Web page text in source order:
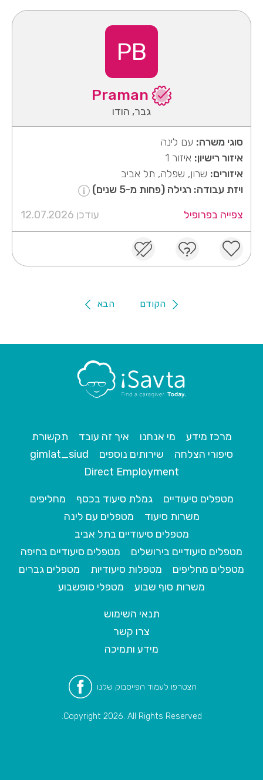
PB
גבר, הודו
סוגי משרה: עם לינה
איזור רישיון: איזור 1
איזורים: שרון, שפלה, תל אביב
ויזת עבודה: רגילה (פחות מ-5 שנים)
צפייה בפרופיל
עודכן 12.07.2026
הקודם הבא
מרכז מידע מי אנחנו איך זה עובד
תקשורת
סיפורי הצלחה
שירותים נוספים
gimlat_siud
Direct Employment
מטפלים סיעודיים גמלת סיעוד בכסף
מחליפים
משרות סיעוד
מטפלים עם לינה
מטפלים סיעודיים בתל אביב
מטפלים סיעודיים בירושלים
מטפלים סיעודיים בחיפה
מטפלים מחליפים
מטפלות סיעודיות
מטפלים גברים
משרות סוף שבוע
מטפלי סופשבוע
תנאי השימוש
צרו קשר
מידע ותמיכה
הצטרפו לעמוד הפייסבוק שלנו
Copyright 2026. All Rights Reserved.